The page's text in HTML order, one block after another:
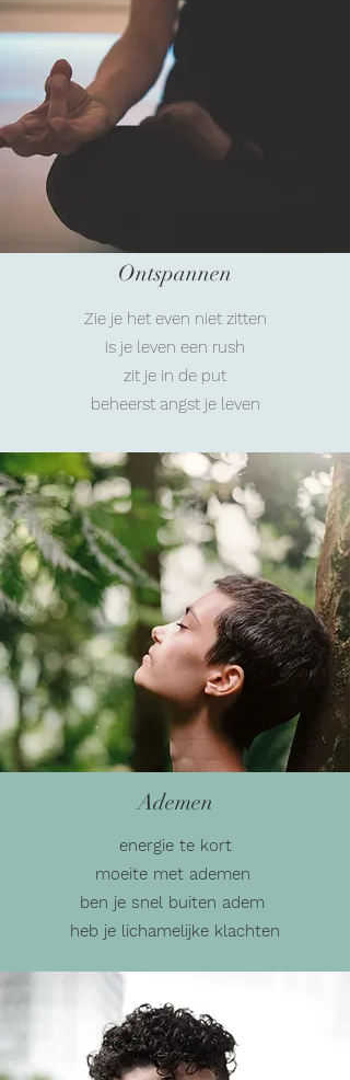
Ontspannen
Zie je het even niet zitten
Is je leven een rush
zit je in de put
beheerst angst je leven
Ademen
energie te kort
moeite met ademen
ben je snel buiten adem
heb je lichamelijke klachten